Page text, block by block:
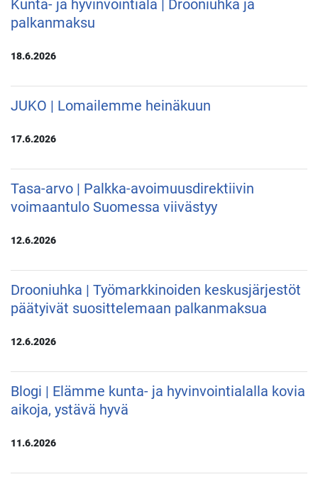
Kunta- ja hyvinvointiala | Drooniuhka ja
palkanmaksu
18.6.2026
JUKO | Lomailemme heinäkuun
17.6.2026
Tasa-arvo | Palkka-avoimuusdirektiivin
voimaantulo Suomessa viivästyy
12.6.2026
Drooniuhka | Työmarkkinoiden keskusjärjestöt
päätyivät suosittelemaan palkanmaksua
12.6.2026
Blogi | Elämme kunta- ja hyvinvointialalla kovia
aikoja, ystävä hyvä
11.6.2026